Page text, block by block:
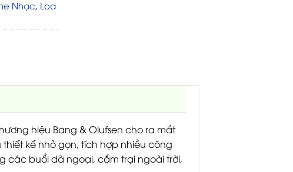
Nhạc, Loa
hiệu Bang & Olufsen cho ra mắt
kế nhỏ gọn, tích hợp nhiều công
các buổi dã ngoại, cắm trại ngoài trời,